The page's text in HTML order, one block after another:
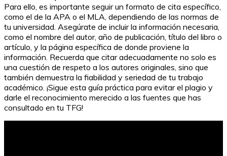
Para ello, es importante seguir un formato de cita específico,
como el de la APA o el MLA, dependiendo de las normas de
tu universidad. Asegúrate de incluir la información necesaria,
como el nombre del autor, año de publicación, título del libro o
artículo, y la página específica de donde proviene la
información. Recuerda que citar adecuadamente no solo es
una cuestión de respeto a los autores originales, sino que
también demuestra la fiabilidad y seriedad de tu trabajo
académico. ¡Sigue esta guía práctica para evitar el plagio y
darle el reconocimiento merecido a las fuentes que has
consultado en tu TFG!